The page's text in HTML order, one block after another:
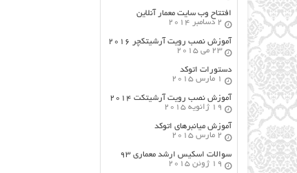
افتتاح وب سایت معمار آنلاین
2 دسامبر 2014
آموزش نصب رویت آرشیتکچر ۲۰۱۶
23 می 2015
دستورات اتوکد
1 مارس 2015
آموزش نصب رویت آرشیتکت ۲۰۱۴
19 ژانویه 2015
آموزش میانبرهای اتوکد
2 مارس 2015
سوالات اسکیس ارشد معماری ۹۳
19 ژوئن 2015